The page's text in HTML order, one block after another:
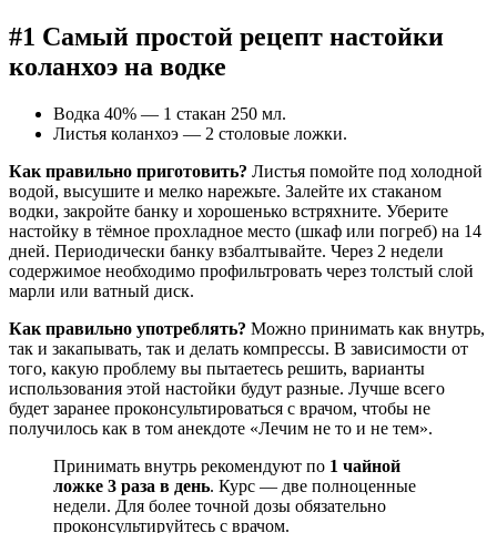
#1 Самый простой рецепт настойки
коланхоэ на водке
Водка 40% — 1 стакан 250 мл.
Листья коланхоэ — 2 столовые ложки.
Как правильно приготовить? Листья помойте под холодной
водой, высушите и мелко нарежьте. Залейте их стаканом
водки, закройте банку и хорошенько встряхните. Уберите
настойку в тёмное прохладное место (шкаф или погреб) на 14
дней. Периодически банку взбалтывайте. Через 2 недели
содержимое необходимо профильтровать через толстый слой
марли или ватный диск.
Как правильно употреблять? Можно принимать как внутрь,
так и закапывать, так и делать компрессы. В зависимости от
того, какую проблему вы пытаетесь решить, варианты
использования этой настойки будут разные. Лучше всего
будет заранее проконсультироваться с врачом, чтобы не
получилось как в том анекдоте «Лечим не то и не тем».
Принимать внутрь рекомендуют по 1 чайной
ложке 3 раза в день. Курс — две полноценные
недели. Для более точной дозы обязательно
проконсультируйтесь с врачом.